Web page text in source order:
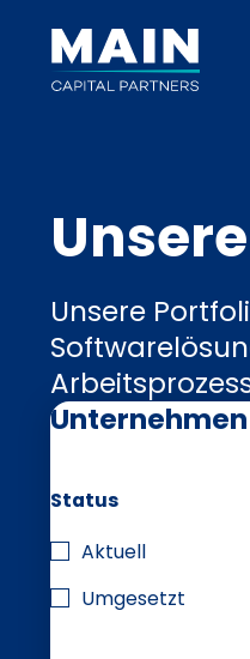
Unsere
Status
Aktuell
Umgesetzt